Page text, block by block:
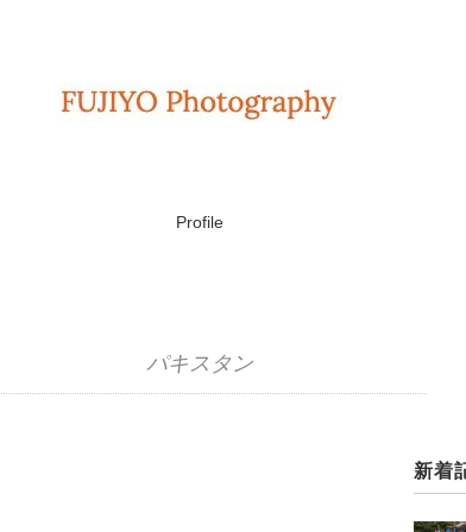
Profile
パキスタン
新着